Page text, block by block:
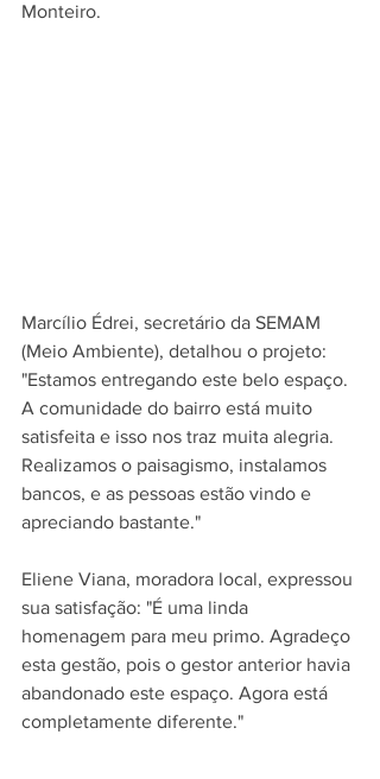
Monteiro.
Marcílio Édrei, secretário da SEMAM
(Meio Ambiente), detalhou o projeto:
"Estamos entregando este belo espaço.
A comunidade do bairro está muito
satisfeita e isso nos traz muita alegria.
Realizamos o paisagismo, instalamos
bancos, e as pessoas estão vindo e
apreciando bastante."
Eliene Viana, moradora local, expressou
sua satisfação: "É uma linda
homenagem para meu primo. Agradeço
esta gestão, pois o gestor anterior havia
abandonado este espaço. Agora está
completamente diferente."